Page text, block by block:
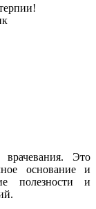
врачевания. Это
основание и
полезности и